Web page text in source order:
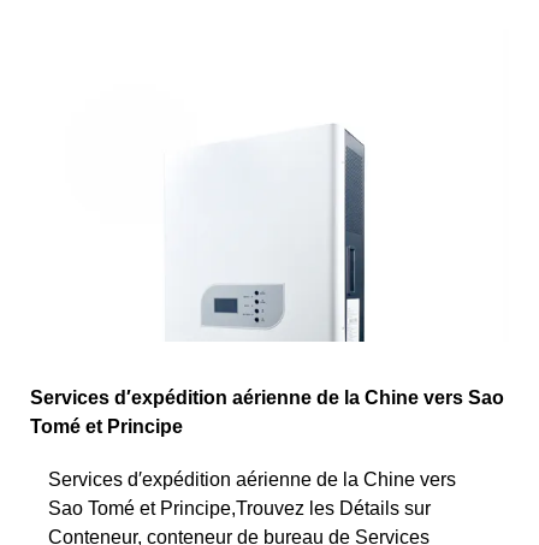
Services d′expédition aérienne de la Chine vers Sao
Tomé et Principe
Services d′expédition aérienne de la Chine vers
Sao Tomé et Principe,Trouvez les Détails sur
Conteneur, conteneur de bureau de Services